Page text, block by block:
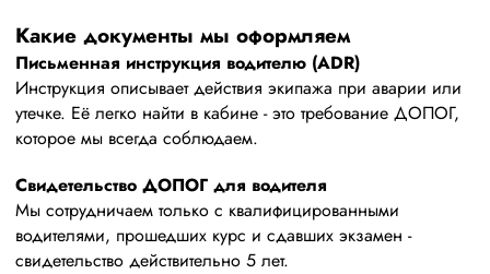
Какие документы мы оформляем
Письменная инструкция водителю (ADR)
Инструкция описывает действия экипажа при аварии или
утечке. Её легко найти в кабине - это требование ДОПОГ,
которое мы всегда соблюдаем.
Свидетельство ДОПОГ для водителя
Мы сотрудничаем только с квалифицированными
водителями, прошедших курс и сдавших экзамен -
свидетельство действительно 5 лет.